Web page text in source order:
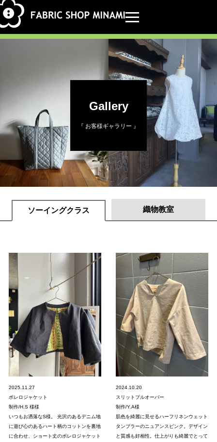
Gallery
『 お客様ギャラリー 』
ソーイングクラス 織物教室
2025.11.27
ボレロジャケット
制作/H.S 様様
いつもお洒落なS様。 光沢のあるデニム地
に遊び心のあるハート柄のコットンを裏地
に合わせ、ショート丈のボレロジャケット
2024.10.20
スリットプルオーバー
制作/Y.A様
肌色を綺麗に見せるハーフリネンウェット
タンブラーのニュアンスピンク。デザイン
と質感も好相性。仕上がりも綺麗でとって